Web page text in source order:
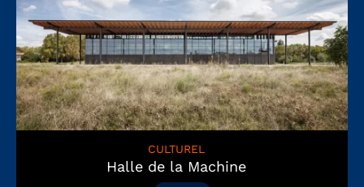
CULTUREL
Halle de la Machine